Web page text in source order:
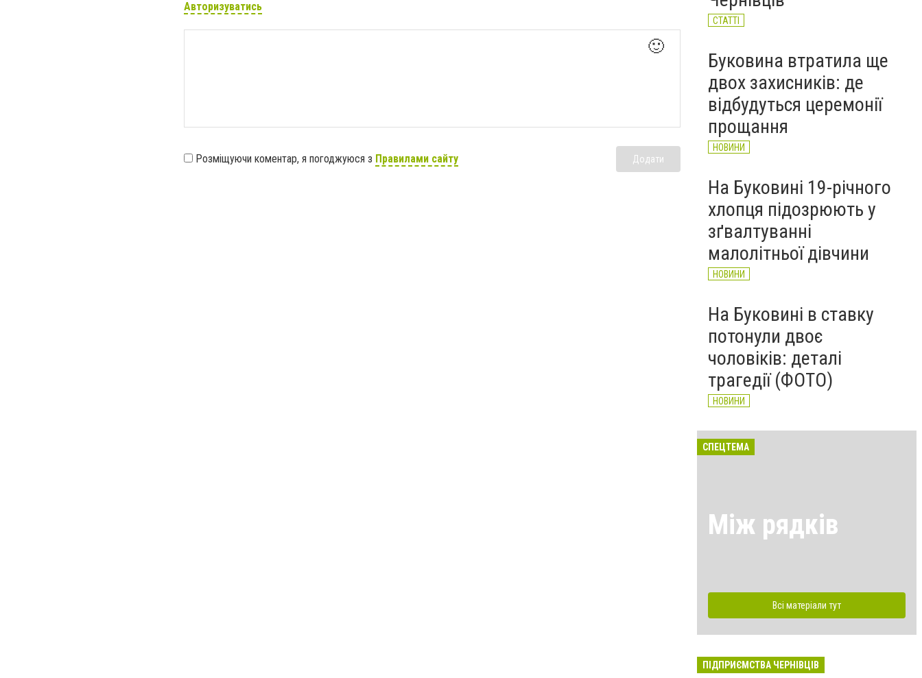
Авторизуватись
🙂
Розміщуючи коментар, я погоджуюся з Правилами сайту Додати
СТАТТІ
Буковина втратила ще
двох захисників: де
відбудуться церемонії
прощання
НОВИНИ
На Буковині 19-річного
хлопця підозрюють у
зґвалтуванні
малолітньої дівчини
НОВИНИ
На Буковині в ставку
потонули двоє
чоловіків: деталі
трагедії (ФОТО)
НОВИНИ
СПЕЦТЕМА
Між рядків
Всі матеріали тут
ПІДПРИЄМСТВА ЧЕРНІВЦІВ